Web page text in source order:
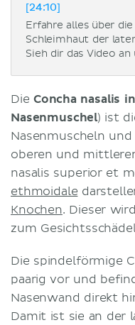
[24:10]
Erfahre alles über
Schleimhaut der
Sieh dir das Video
Die Concha nasalis
Nasenmuschel) ist
Nasenmuscheln
oberen und
nasalis superior et
ethmoidale
Knochen. Dieser
zum
Die spindelförmige
paarig vor und
Nasenwand direkt
Damit ist sie an der